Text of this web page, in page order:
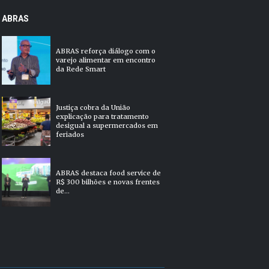
ABRAS
ABRAS reforça diálogo com o
varejo alimentar em encontro
da Rede Smart
Justiça cobra da União
explicação para tratamento
desigual a supermercados em
feriados
ABRAS destaca food service de
R$ 300 bilhões e novas frentes
de...